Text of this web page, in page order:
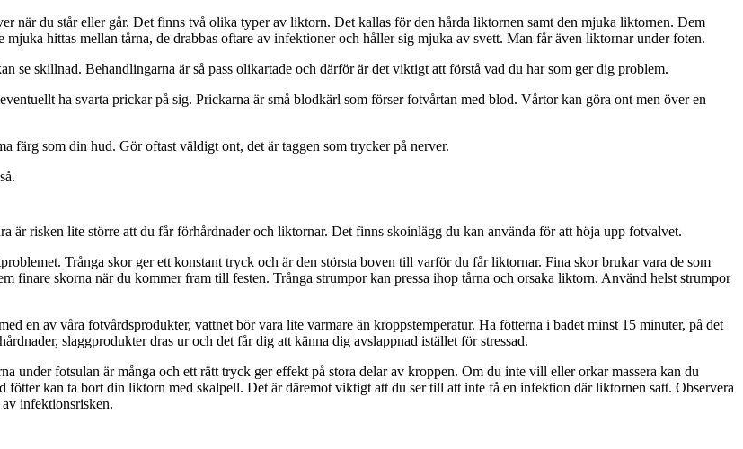
när du står eller går. Det finns två olika typer av liktorn. Det kallas för den hårda liktornen samt den mjuka liktornen. Dem
hittas mellan tårna, de drabbas oftare av infektioner och håller sig mjuka av svett. Man får även liktornar under foten.
se skillnad. Behandlingarna är så pass olikartade och därför är det viktigt att förstå vad du har som ger dig problem.
ha svarta prickar på sig. Prickarna är små blodkärl som förser fotvårtan med blod. Vårtor kan göra ont men över en
färg som din hud. Gör oftast väldigt ont, det är taggen som trycker på nerver.
är risken lite större att du får förhårdnader och liktornar. Det finns skoinlägg du kan använda för att höja upp fotvalvet.
Trånga skor ger ett konstant tryck och är den största boven till varför du får liktornar. Fina skor brukar vara de som
finare skorna när du kommer fram till festen. Trånga strumpor kan pressa ihop tårna och orsaka liktorn. Använd helst strumpor
en av våra fotvårdsprodukter, vattnet bör vara lite varmare än kroppstemperatur. Ha fötterna i badet minst 15 minuter, på det
slaggprodukter dras ur och det får dig att känna dig avslappnad istället för stressad.
under fotsulan är många och ett rätt tryck ger effekt på stora delar av kroppen. Om du inte vill eller orkar massera kan du
kan ta bort din liktorn med skalpell. Det är däremot viktigt att du ser till att inte få en infektion där liktornen satt. Observera
infektionsrisken.